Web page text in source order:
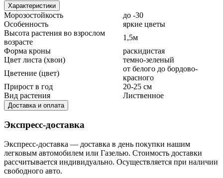
Характеристики
Морозостойкость
до -30
Особенность
яркие цветы
Высота растения во взрослом
возрасте
1,5м
Форма кроны
раскидистая
Цвет листа (хвои)
темно-зеленый
Цветение (цвет)
от белого до бордово-
красного
Прирост в год
20-25 см
Вид растения
Лиственное
Доставка и оплата
Экспресс-доставка
Экспресс-доставка — доставка в день покупки нашим
легковым автомобилем или Газелью. Стоимость доставки
рассчитывается индивидуально. Осуществляется при наличии
свободного авто.